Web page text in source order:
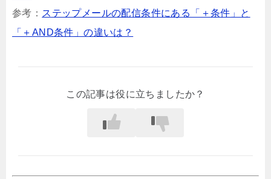
参考： ステップメールの配信条件にある「＋条件」と
「＋AND条件」の違いは？
この記事は役に立ちましたか？